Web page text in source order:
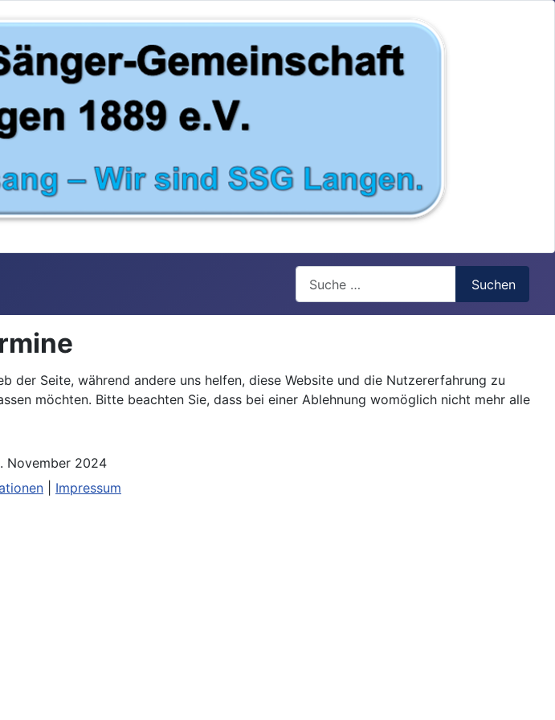
Suchen
November 2024
der Seite, während andere uns helfen, diese Website und die Nutzererfahrung zu
möchten. Bitte beachten Sie, dass bei einer Ablehnung womöglich nicht mehr alle
Impressum